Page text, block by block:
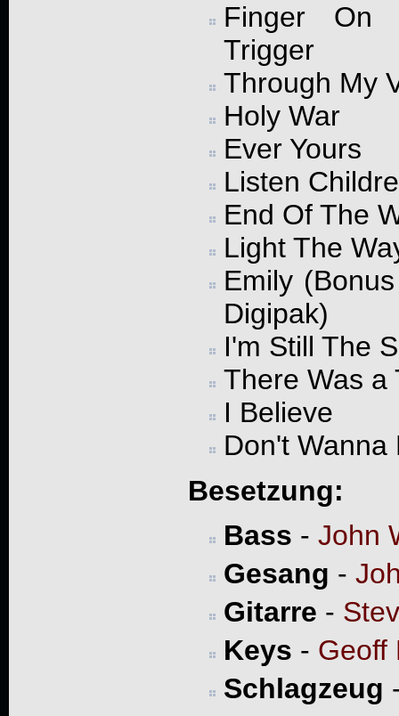
Finger On
Trigger
Through My
Holy War
Ever Yours
Listen
End Of The
Light The
Emily
Digipak)
I'm Still The
There Was a
I Believe
Don't Wanna
Besetzung:
Bass - John
Gesang -
Gitarre -
Keys - Geoff
Schlagzeug